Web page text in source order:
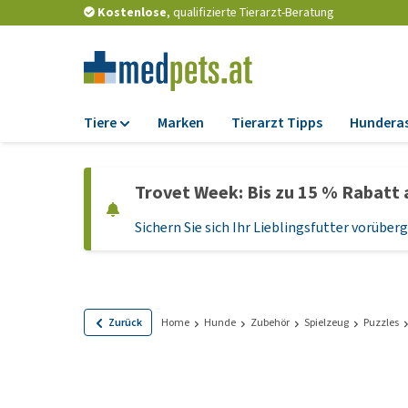
Kostenlose, qualifizierte Tierarzt-Beratung
Tiere
Trockenfutter
Nassfutter
Leckerlis
Marken Tierarzt Tipps
Trovet Week: Bis zu 15 %
Sichern Sie sich Ihr Lieblingsfutter
Zurück Home Hunde Zubehör Spielzeug Puzzles